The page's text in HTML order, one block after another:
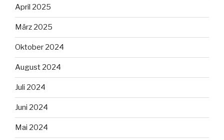
April 2025
März 2025
Oktober 2024
August 2024
Juli 2024
Juni 2024
Mai 2024